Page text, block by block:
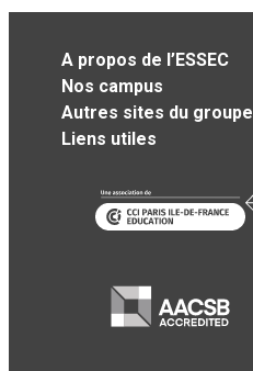
A propos de l’ESSEC
Nos campus
Autres sites du groupe
Liens utiles